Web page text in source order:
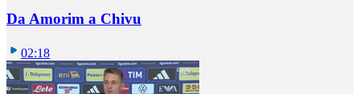
Da Amorim a Chivu
02:18